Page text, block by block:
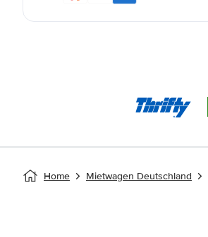
Home Mietwagen Deutschland